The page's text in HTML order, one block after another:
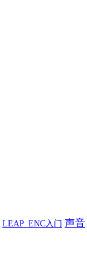
LEAP_ENC入门 声音